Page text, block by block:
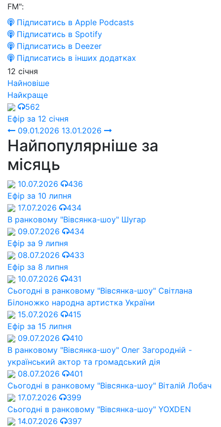
FM":
Підписатись в Apple Podcasts
Підписатись в Spotify
Підписатись в Deezer
Підписатись в інших додатках
12 січня
Найновіше
Найкраще
562
Ефір за 12 січня
09.01.2026 13.01.2026
Найпопулярніше за
місяць
10.07.2026
436
Ефір за 10 липня
17.07.2026
434
В ранковому "Вівсянка-шоу" Шугар
09.07.2026
434
Ефір за 9 липня
08.07.2026
433
Ефір за 8 липня
10.07.2026
431
Сьогодні в ранковому "Вівсянка-шоу" Cвітлана
Білоножко народна артистка України
15.07.2026
415
Ефір за 15 липня
09.07.2026
410
В ранковому "Вівсянка-шоу" Олег Загородній -
український актор та громадський дія
08.07.2026
401
Сьогодні в ранковому "Вівсянка-шоу" Віталій Лобач
17.07.2026
399
Сьогодні в ранковому "Вівсянка-шоу" YOXDEN
14.07.2026
397